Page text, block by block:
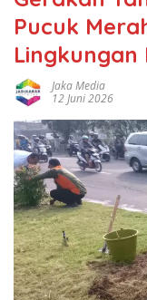
Pucuk
Lingkungan
Jaka Media
12 Juni 2026